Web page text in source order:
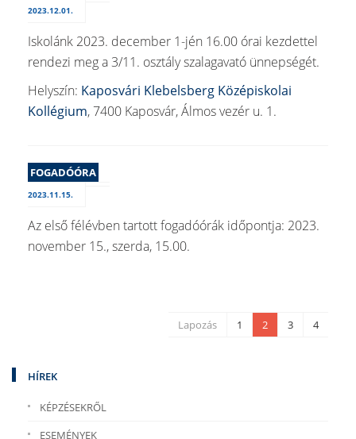
2023.12.01.
Iskolánk 2023. december 1-jén 16.00 órai kezdettel
rendezi meg a 3/11. osztály szalagavató ünnepségét.
Helyszín: Kaposvári Klebelsberg Középiskolai
Kollégium, 7400 Kaposvár, Álmos vezér u. 1.
FOGADÓÓRA
2023.11.15.
Az első félévben tartott fogadóórák időpontja: 2023.
november 15., szerda, 15.00.
Lapozás 1 2 3 4
HÍREK
KÉPZÉSEKRŐL
ESEMÉNYEK